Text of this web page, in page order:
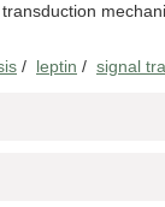
/ leptin / signal